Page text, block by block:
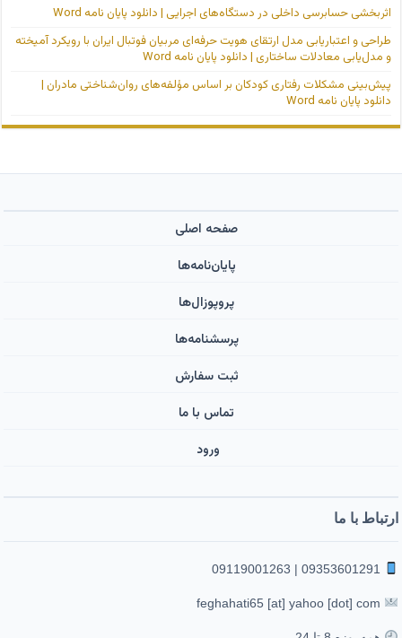
اثربخشی حسابرسی داخلی در دستگاه‌های اجرایی | دانلود پایان نامه Word
طراحی و اعتباریابی مدل ارتقای هویت حرفه‌ای مربیان فوتبال ایران با رویکرد آمیخته
و مدل‌یابی معادلات ساختاری | دانلود پایان نامه Word
پیش‌بینی مشکلات رفتاری کودکان بر اساس مؤلفه‌های روان‌شناختی مادران |
دانلود پایان نامه Word
صفحه اصلی
پایان‌نامه‌ها
پروپوزال‌ها
پرسشنامه‌ها
ثبت سفارش
تماس با ما
ورود ‌
ارتباط با ما